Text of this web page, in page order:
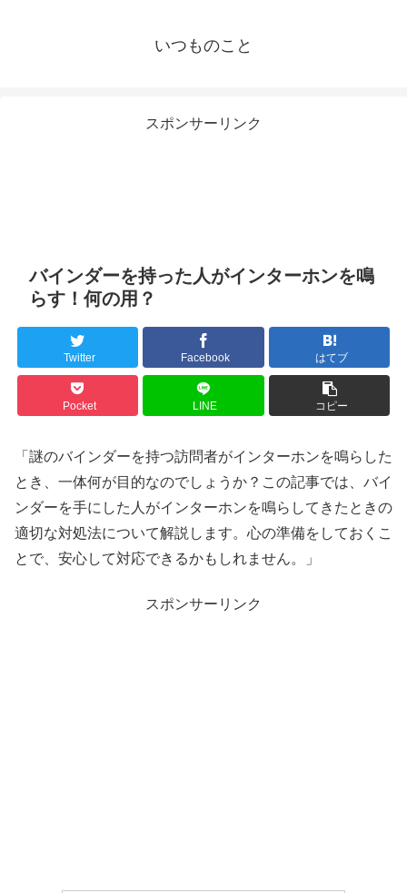
いつものこと
スポンサーリンク
バインダーを持った人がインターホンを鳴
らす！何の用？
Twitter Facebook はてブ
Pocket LINE コピー
「謎のバインダーを持つ訪問者がインターホンを鳴らした
とき、一体何が目的なのでしょうか？この記事では、バイ
ンダーを手にした人がインターホンを鳴らしてきたときの
適切な対処法について解説します。心の準備をしておくこ
とで、安心して対応できるかもしれません。」
スポンサーリンク